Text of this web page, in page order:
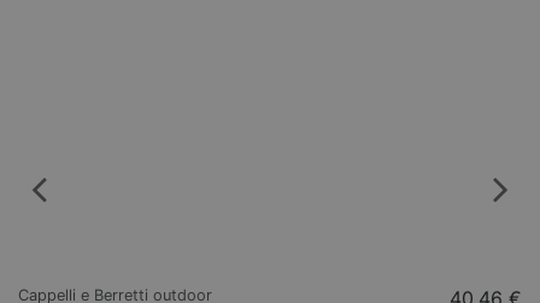
Cappelli e Berretti outdoor